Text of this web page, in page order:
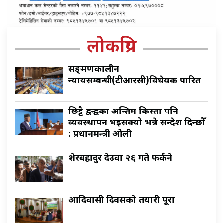
लोकप्रिय
सङ्क्रमणकालीन
न्यायसम्बन्धी(टीआरसी)विधेयक पारित
छिट्टै द्वन्द्वका अन्तिम किस्ता पनि
व्यवस्थापन भइसक्यो भन्ने सन्देश दिन्छौँ
: प्रधानमन्त्री ओली
शेरबहादुर देउवा २६ गते फर्कने
आदिवासी दिवसको तयारी पूरा